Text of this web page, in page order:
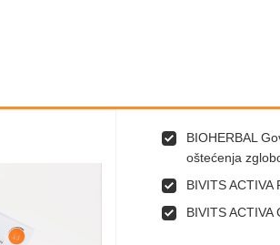
BIOHERBAL
oštećenja
BIVITS ACTIVA
BIVITS ACTIVA